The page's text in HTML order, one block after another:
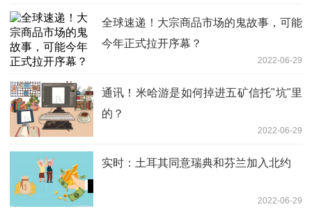
全球速递！大宗商品市场的鬼故事，可能
今年正式拉开序幕？
2022-06-29
通讯！米哈游是如何掉进五矿信托"坑"里
的？
2022-06-29
实时：土耳其同意瑞典和芬兰加入北约
2022-06-29